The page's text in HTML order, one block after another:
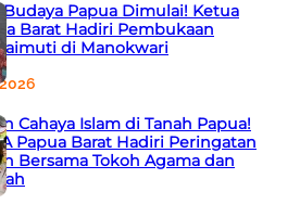
Budaya Papua Dimulai! Ketua
Barat Hadiri Pembukaan
di Manokwari
Cahaya Islam di Tanah Papua!
Papua Barat Hadiri Peringatan
Bersama Tokoh Agama dan